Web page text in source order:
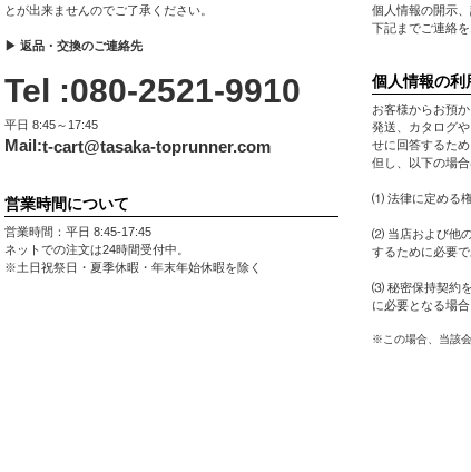
とが出来ませんのでご了承ください。
▶ 返品・交換のご連絡先
Tel :080-2521-9910
平日 8:45～17:45
Mail:t-cart@tasaka-toprunner.com
営業時間について
営業時間：平日 8:45-17:45
ネットでの注文は24時間受付中。
※土日祝祭日・夏季休暇・年末年始休暇を除く
個人情報の開示
下記までご連絡を
個人情報の利
お客様からお預
発送、カタログ
せに回答するため
但し、以下の場合
⑴ 法律に定める
⑵ 当店および他
するために必要
⑶ 秘密保持契約
に必要となる場合
※この場合、当該